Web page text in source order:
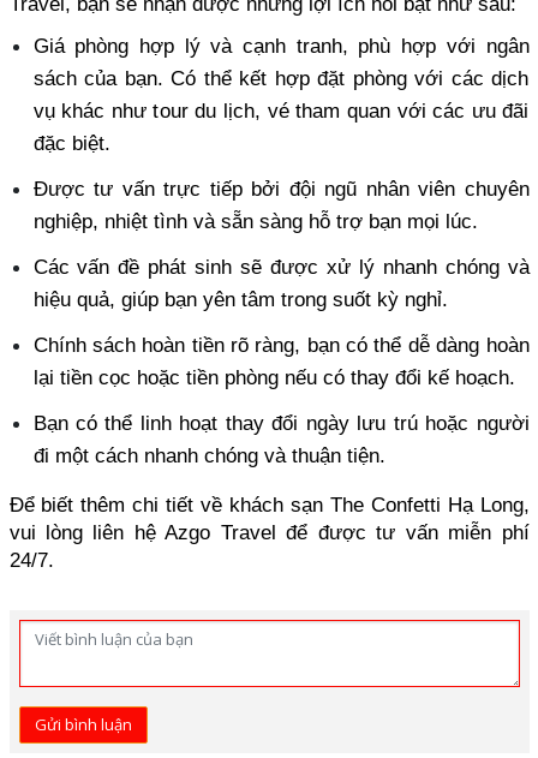
Giá phòng hợp lý và cạnh tranh, phù hợp với ngân
sách của bạn. Có thể kết hợp đặt phòng với các dịch
vụ khác như tour du lịch, vé tham quan với các ưu đãi
đặc biệt.
Được tư vấn trực tiếp bởi đội ngũ nhân viên chuyên
nghiệp, nhiệt tình và sẵn sàng hỗ trợ bạn mọi lúc.
Các vấn đề phát sinh sẽ được xử lý nhanh chóng và
hiệu quả, giúp bạn yên tâm trong suốt kỳ nghỉ.
Chính sách hoàn tiền rõ ràng, bạn có thể dễ dàng hoàn
lại tiền cọc hoặc tiền phòng nếu có thay đổi kế hoạch.
Bạn có thể linh hoạt thay đổi ngày lưu trú hoặc người
đi một cách nhanh chóng và thuận tiện.
Để biết thêm chi tiết về khách sạn The Confetti Hạ Long,
vui lòng liên hệ Azgo Travel để được tư vấn miễn phí
24/7.
Gửi bình luận